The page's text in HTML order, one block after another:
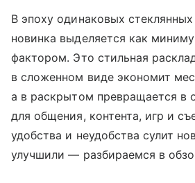
В эпоху одинаковых
новинка выделяется как
фактором. Это стильная
в сложенном виде экономит
а в раскрытом превращается в
для общения, контента, игр и
удобства и неудобства сулит
улучшили — разбираемся в